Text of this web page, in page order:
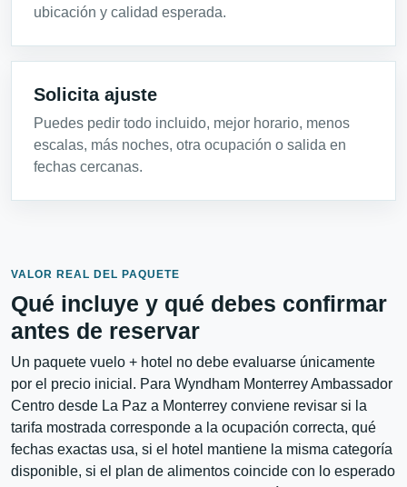
ubicación y calidad esperada.
Solicita ajuste
Puedes pedir todo incluido, mejor horario, menos
escalas, más noches, otra ocupación o salida en
fechas cercanas.
VALOR REAL DEL PAQUETE
Qué incluye y qué debes confirmar
antes de reservar
Un paquete vuelo + hotel no debe evaluarse únicamente
por el precio inicial. Para Wyndham Monterrey Ambassador
Centro desde La Paz a Monterrey conviene revisar si la
tarifa mostrada corresponde a la ocupación correcta, qué
fechas exactas usa, si el hotel mantiene la misma categoría
disponible, si el plan de alimentos coincide con lo esperado